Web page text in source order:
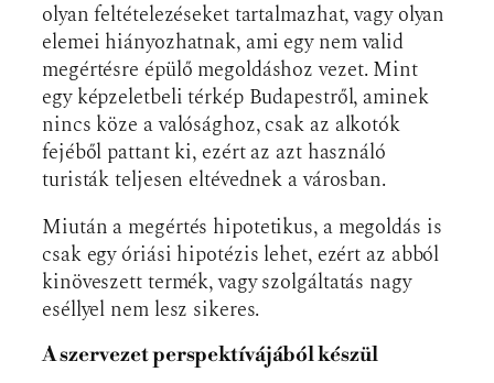
olyan feltételezéseket tartalmazhat, vagy olyan
elemei hiányozhatnak, ami egy nem valid
megértésre épülő megoldáshoz vezet. Mint
egy képzeletbeli térkép Budapestről, aminek
nincs köze a valósághoz, csak az alkotók
fejéből pattant ki, ezért az azt használó
turisták teljesen eltévednek a városban.
Miután a megértés hipotetikus, a megoldás is
csak egy óriási hipotézis lehet, ezért az abból
kinöveszett termék, vagy szolgáltatás nagy
eséllyel nem lesz sikeres.
A szervezet perspektívájából készül